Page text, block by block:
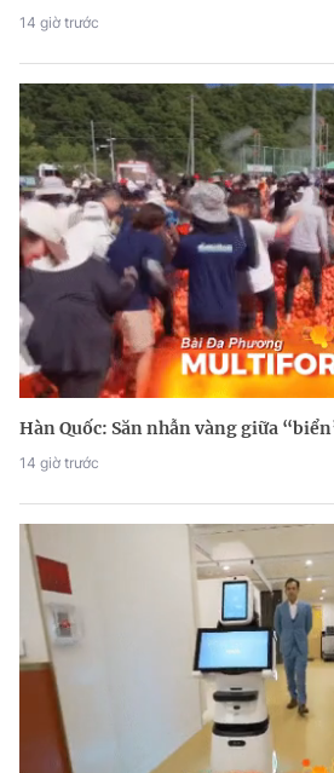
14 giờ trước
Hàn Quốc: Săn nhẫn vàng giữa
14 giờ trước